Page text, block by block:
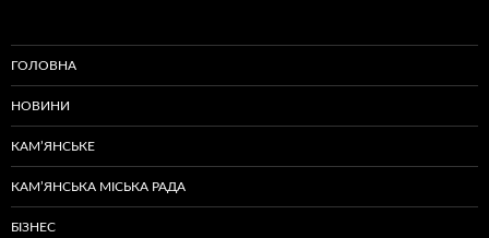
ГОЛОВНА
НОВИНИ
КАМ’ЯНСЬКЕ
КАМ’ЯНСЬКА МІСЬКА РАДА
БІЗНЕС